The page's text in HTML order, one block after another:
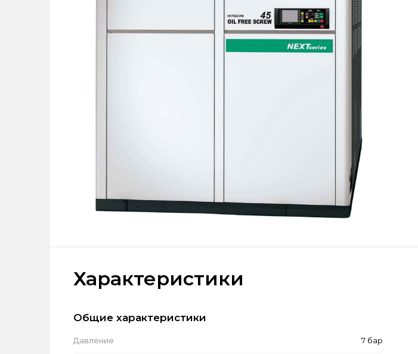
Характеристики
Общие характеристики
Давление 7 бар